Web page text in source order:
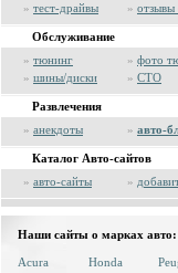
» тест-драйвы » отзывы
Обслуживание
» тюнинг » фото
» шины/диски » СТО
Развлечения
» анекдоты » авто-
Каталог Авто-сайтов
» авто-сайты »
Наши сайты о марках авто:
Acura
Honda